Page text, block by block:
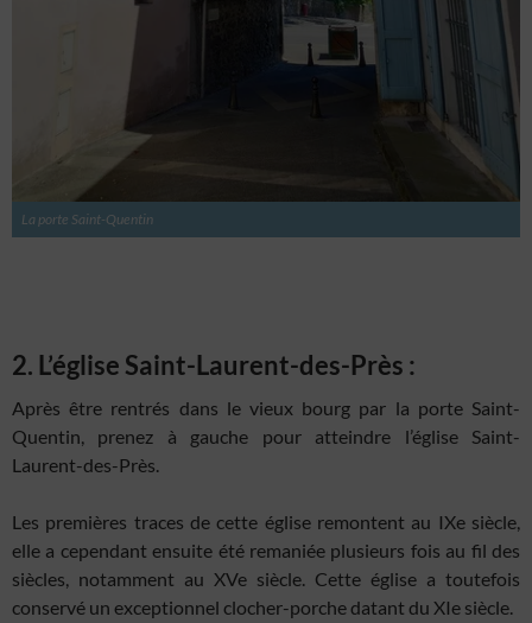
La porte Saint-Quentin
2. L’église Saint-Laurent-des-Près :
Après être rentrés dans le vieux bourg par la porte Saint-
Quentin, prenez à gauche pour atteindre l’église Saint-
Laurent-des-Près.
Les premières traces de cette église remontent au IXe siècle,
elle a cependant ensuite été remaniée plusieurs fois au fil des
siècles, notamment au XVe siècle. Cette église a toutefois
conservé un exceptionnel clocher-porche datant du XIe siècle.